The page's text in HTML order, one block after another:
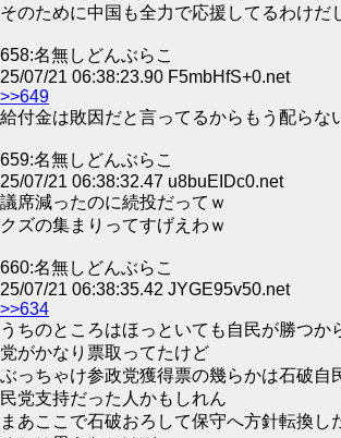
そのために中国も全力で応援してるわけだ
658:名無しどんぶらこ
25/07/21 06:38:23.90 F5mbHfS+0.net
>>649
給付金は敗因だと言ってるからもう配らな
659:名無しどんぶらこ
25/07/21 06:38:32.47 u8buEIDc0.net
議席減ったのに続投だってｗ
クズの集まりってすげえわｗ
660:名無しどんぶらこ
25/07/21 06:38:35.42 JYGE95v50.net
>>634
うちのところはほっといても自民が勝つか
党がかなり票取ってたけど
ぶっちゃけ参政党獲得票の幾らかは石破自
民党支持だった人かもしれん
まあここで石破おろして保守へ方針転換し